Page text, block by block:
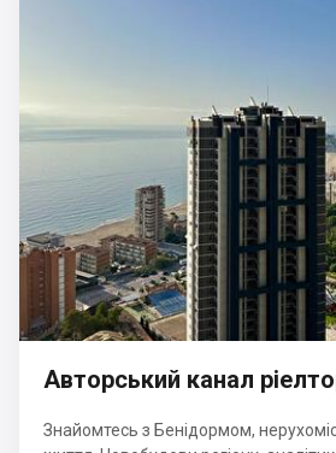
Авторський канал
Знайомтесь з Бенідормом,